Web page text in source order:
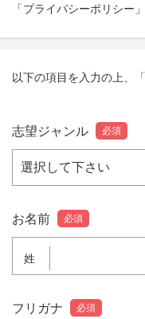
「プライバシーポリシー
以下の項目を入力の上、
志望ジャンル 必須
お名前 必須
姓
フリガナ 必須